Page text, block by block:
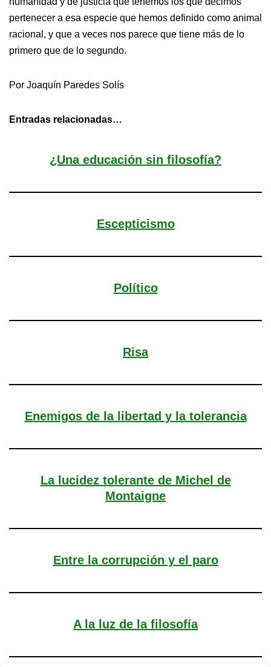
pertenecer a esa especie que hemos definido como animal
racional, y que a veces nos parece que tiene más de lo
primero que de lo segundo.
Por Joaquín Paredes Solís
Entradas relacionadas…
¿Una educación sin filosofía?
Escepticismo
Político
Risa
Enemigos de la libertad y la tolerancia
La lucidez tolerante de Michel de
Montaigne
Entre la corrupción y el paro
A la luz de la filosofía